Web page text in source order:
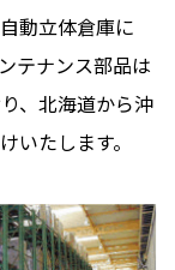
動立体倉庫に
テナンス部品は
、北海道から沖
いたします。